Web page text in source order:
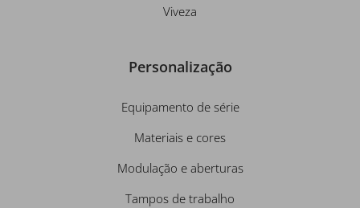
Viveza
Personalização
Equipamento de série
Materiais e cores
Modulação e aberturas
Tampos de trabalho